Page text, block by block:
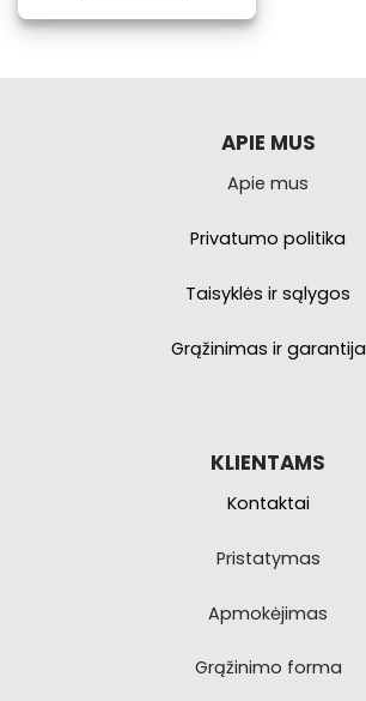
APIE MUS
Apie mus
Privatumo politika
Taisyklės ir sąlygos
Grąžinimas ir garantija
KLIENTAMS
Kontaktai
Pristatymas
Apmokėjimas
Grąžinimo forma